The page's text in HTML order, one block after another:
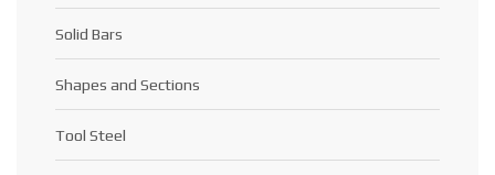
Solid Bars
Shapes and Sections
Tool Steel